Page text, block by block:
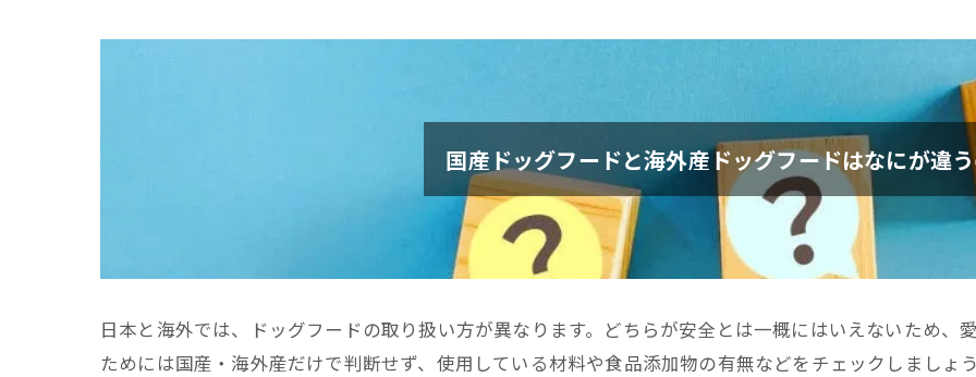
国産ドッグフードと海外産ドッグフードはなにが違
日本と海外では、ドッグフードの取り扱い方が異なります。どちらが安全とは一概にはいえないため、
ためには国産・海外産だけで判断せず、使用している材料や食品添加物の有無などをチェックしましょ